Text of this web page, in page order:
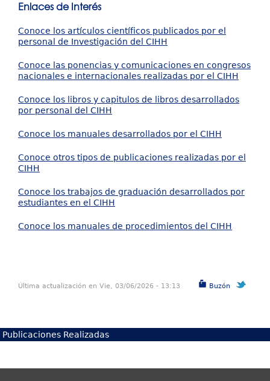
Enlaces de Interés
Conoce los artículos científicos publicados por el
personal de Investigación del CIHH
Conoce las ponencias y comunicaciones en congresos
nacionales e internacionales realizadas por el CIHH
Conoce los libros y capitulos de libros desarrollados
por personal del CIHH
Conoce los manuales desarrollados por el CIHH
Conoce otros tipos de publicaciones realizadas por el
CIHH
Conoce los trabajos de graduación desarrollados por
estudiantes en el CIHH
Conoce los manuales de procedimientos del CIHH
Buzón
Última actualización en Vie, 03/06/2026 - 13:13
Publicaciones Realizadas